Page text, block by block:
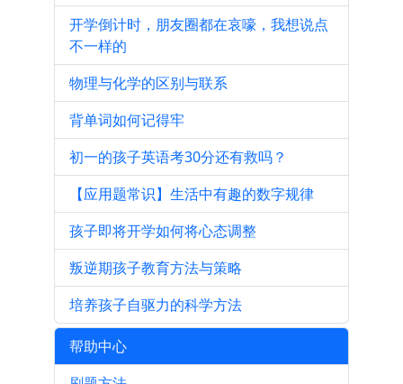
开学倒计时，朋友圈都在哀嚎，我想说点
不一样的
物理与化学的区别与联系
背单词如何记得牢
初一的孩子英语考30分还有救吗？
【应用题常识】生活中有趣的数字规律
孩子即将开学如何将心态调整
叛逆期孩子教育方法与策略
培养孩子自驱力的科学方法
帮助中心